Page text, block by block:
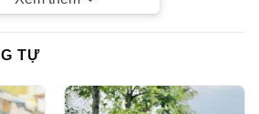
lượng hàng đầu tại Hà Nội, Bảo
TỰ